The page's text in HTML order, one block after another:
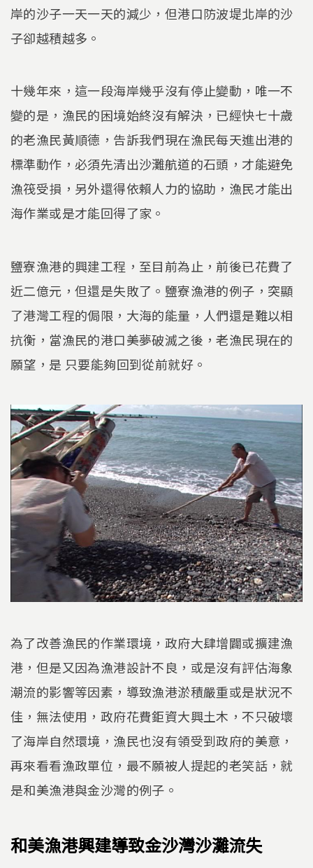
岸的沙子一天一天的減少，但港口防波堤北岸的沙
子卻越積越多。
十幾年來，這一段海岸幾乎沒有停止變動，唯一不
變的是，漁民的困境始終沒有解決，已經快七十歲
的老漁民黃順德，告訴我們現在漁民每天進出港的
標準動作，必須先清出沙灘航道的石頭，才能避免
漁筏受損，另外還得依賴人力的協助，漁民才能出
海作業或是才能回得了家。
鹽寮漁港的興建工程，至目前為止，前後已花費了
近二億元，但還是失敗了。鹽寮漁港的例子，突顯
了港灣工程的侷限，大海的能量，人們還是難以相
抗衡，當漁民的港口美夢破滅之後，老漁民現在的
願望，是 只要能夠回到從前就好。
為了改善漁民的作業環境，政府大肆增闢或擴建漁
港，但是又因為漁港設計不良，或是沒有評估海象
潮流的影響等因素，導致漁港淤積嚴重或是狀況不
佳，無法使用，政府花費鉅資大興土木，不只破壞
了海岸自然環境，漁民也沒有領受到政府的美意，
再來看看漁政單位，最不願被人提起的老笑話，就
是和美漁港與金沙灣的例子。
和美漁港興建導致金沙灣沙灘流失